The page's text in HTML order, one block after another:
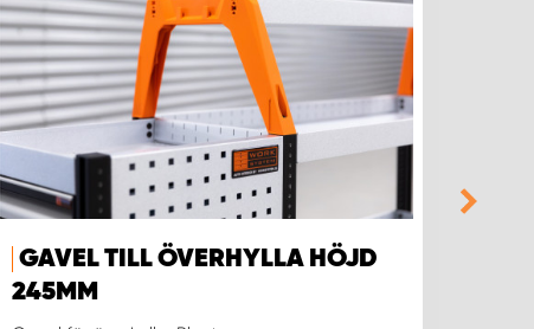
GAVEL TILL ÖVERHYLLA HÖJD
245MM